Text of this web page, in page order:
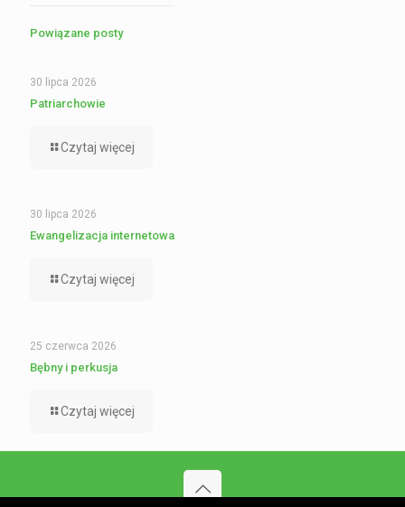
Powiązane posty
30 lipca 2026
Patriarchowie
Czytaj więcej
30 lipca 2026
Ewangelizacja internetowa
Czytaj więcej
25 czerwca 2026
Bębny i perkusja
Czytaj więcej